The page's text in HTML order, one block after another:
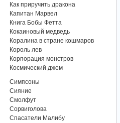
Как приручить дракона
Капитан Марвел
Книга Бобы Фетта
Кокаиновый медведь
Коралина в стране кошмаров
Король лев
Корпорация монстров
Космический джем
Симпсоны
Сияние
Смолфут
Сорвиголова
Спасатели Малибу